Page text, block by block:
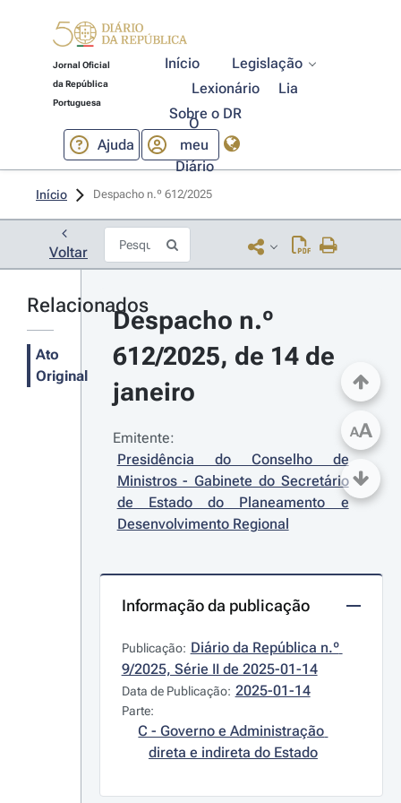
Jornal Oficial
da República
Portuguesa
Início
Legislação
Lexionário
Lia
Sobre o DR
Ajuda
O
meu
Diário
Início Despacho n.º 612/2025
Voltar
Relacionados
Ato
Original
Despacho n.º
612/2025, de 14 de
janeiro
Emitente:
Presidência do Conselho de
Ministros - Gabinete do Secretário
de Estado do Planeamento e
Desenvolvimento Regional
Informação da publicação
Publicação: Diário da República n.º
9/2025, Série II de 2025-01-14
Data de Publicação: 2025-01-14
Parte:
C - Governo e Administração
direta e indireta do Estado
AA